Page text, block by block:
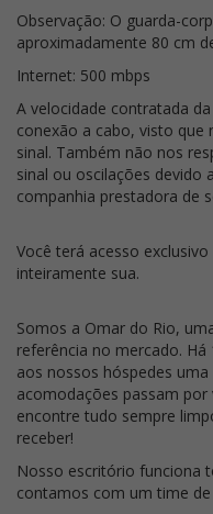
Observação: O guarda-
aproximadamente 80 cm
Internet: 500 mbps
A velocidade contratada
conexão a cabo, visto que
sinal. Também não nos
sinal ou oscilações devido
companhia prestadora de
Você terá acesso
inteiramente sua.
Somos a Omar do Rio,
referência no mercado.
aos nossos hóspedes
acomodações passam
encontre tudo sempre
receber!
Nosso escritório funciona
contamos com um time